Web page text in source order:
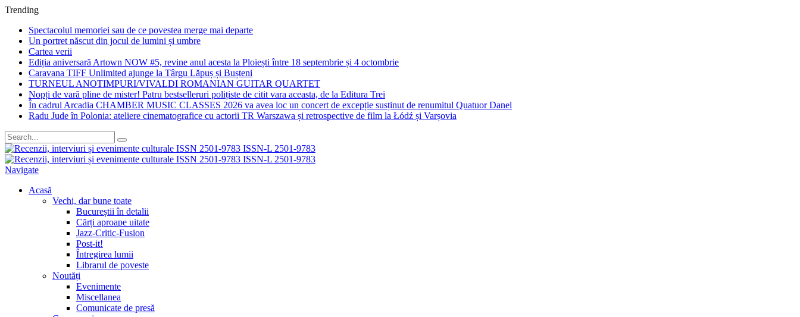
Trending
Spectacolul memoriei sau de ce povestea merge mai departe
Un portret născut din jocul de lumini și umbre
Cartea verii
Ediția aniversară Artown NOW #5, revine anul acesta la Ploiești între 18 septembrie și 4 octombrie
Caravana TIFF Unlimited ajunge la Târgu Lăpuș și Bușteni
TURNEUL ANOTIMPURI/VIVALDI ROMANIAN GUITAR QUARTET
Nopți de vară pline de mister! Patru bestselleruri polițiste de citit vara aceasta, de la Editura Trei
În cadrul Arcadia CHAMBER MUSIC CLASSES 2026 va avea loc un concert de excepție susținut de renumitul Quatuor Danel
Radu Jude în Polonia: ateliere cinematografice cu actorii TR Warszawa și retrospective de film la Łódź și Varșovia
Navigate
Acasă
Vechi, dar bune toate
Bucureștii în detalii
Cărți aproape uitate
Jazz-Critic-Fusion
Post-it!
Întregirea lumii
Librarul de poveste
Noutăți
Evenimente
Miscellanea
Comunicate de presă